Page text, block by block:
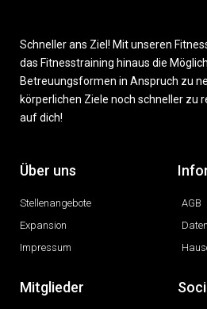
Schneller ans Ziel! Mit unseren
das Fitnesstraining hinaus die
Betreuungsformen in Anspruch zu
körperlichen Ziele noch schneller zu
auf dich!
Über uns
Stellenangebote
Expansion
Impressum
AGB
Mitglieder